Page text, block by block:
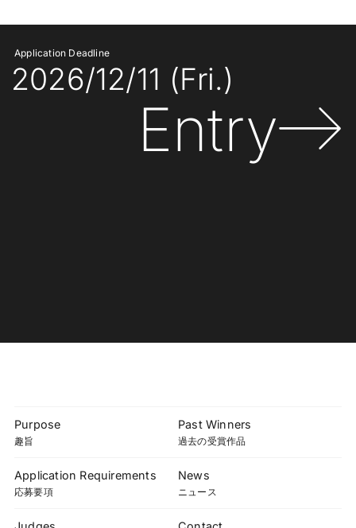
Application Deadline
2026/12/11 (Fri.)
Entry
Purpose
趣旨
Application Requirements
応募要項
Past Winners
過去の受賞作品
News
ニュース